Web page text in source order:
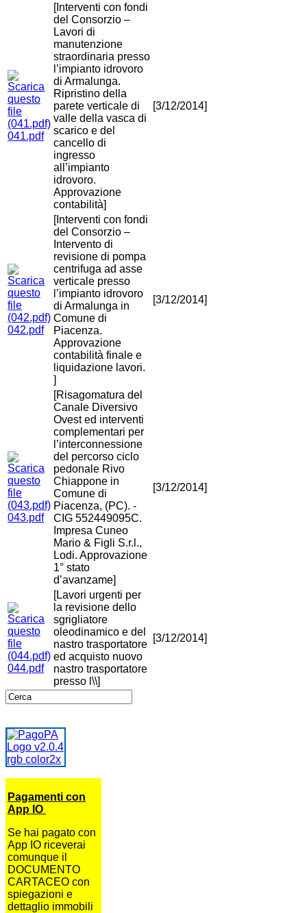
041.pdf
[Interventi con fondi
del Consorzio –
Lavori di
manutenzione
straordinaria presso
l’impianto idrovoro
di Armalunga.
Ripristino della
parete verticale di
valle della vasca di
scarico e del
cancello di
ingresso
all’impianto
idrovoro.
Approvazione
contabilità]
[3/12/2014]
042.pdf
[Interventi con fondi
del Consorzio –
Intervento di
revisione di pompa
centrifuga ad asse
verticale presso
l’impianto idrovoro
di Armalunga in
Comune di
Piacenza.
Approvazione
contabilità finale e
liquidazione lavori.
]
[3/12/2014]
043.pdf
[Risagomatura del
Canale Diversivo
Ovest ed interventi
complementari per
l’interconnessione
del percorso ciclo
pedonale Rivo
Chiappone in
Comune di
Piacenza, (PC). -
CIG 552449095C.
Impresa Cuneo
Mario & Figli S.r.l.,
Lodi. Approvazione
1° stato
d’avanzame]
[3/12/2014]
044.pdf
[Lavori urgenti per
la revisione dello
sgrigliatore
oleodinamico e del
nastro trasportatore
ed acquisto nuovo
nastro trasportatore
presso l\\]
[3/12/2014]
Pagamenti con
App IO
Se hai pagato con
App IO riceverai
comunque il
DOCUMENTO
CARTACEO con
spiegazioni e
dettaglio immobili